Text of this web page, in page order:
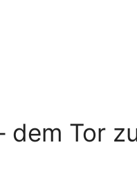
dem Tor